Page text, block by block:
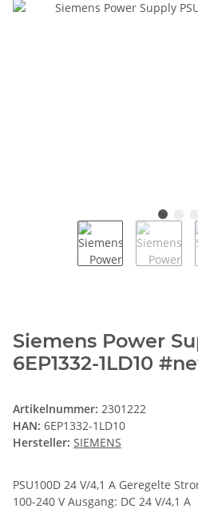
Siemens Power
6EP1332-1LD10
Artikelnummer: 2301222
HAN: 6EP1332-1LD10
Hersteller: SIEMENS
PSU100D 24 V/4,1 A Geregelte
100-240 V Ausgang: DC 24 V/4,1 A